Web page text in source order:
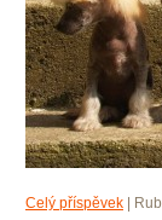
Celý příspěvek